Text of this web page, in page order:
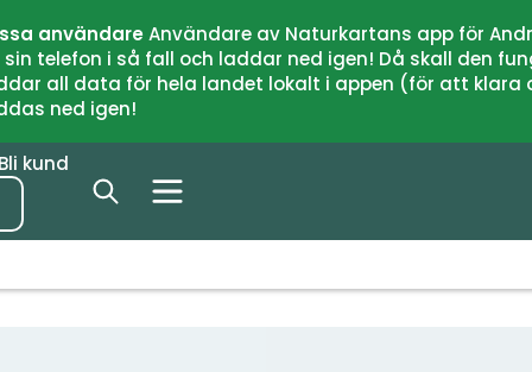
användareAnvändare av Naturkartans app för
telefon i så fall och laddar ned igen! Då skall den
all data för hela landet lokalt i appen (för att
ned igen!
Bli kund